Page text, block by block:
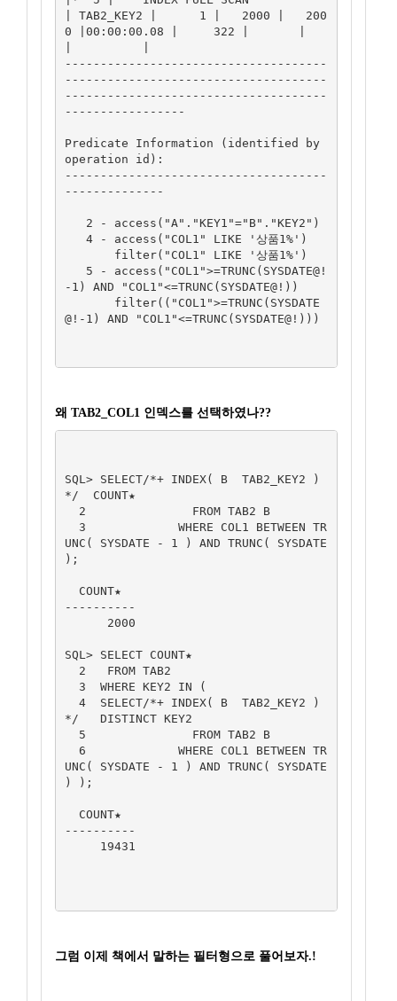
| TAB2_KEY2 |      1 |   2000 |   200
0 |00:00:00.08 |     322 |       |
-------------------------------------
-------------------------------------
-------------------------------------
-----------------
Predicate Information (identified by
operation id):
-------------------------------------
--------------
-1) AND "COL1"<=TRUNC(SYSDATE@!))
@!-1) AND "COL1"<=TRUNC(SYSDATE@!)))
왜 TAB2_COL1 인덱스를 선택하였나??
SQL> SELECT/*+ INDEX( B  TAB2_KEY2 )
*/  COUNT★
UNC( SYSDATE - 1 ) AND TRUNC( SYSDATE
);
----------
SQL> SELECT COUNT★
*/   DISTINCT KEY2
UNC( SYSDATE - 1 ) AND TRUNC( SYSDATE
) );
----------
그럼 이제 책에서 말하는 필터형으로 풀어보자.!